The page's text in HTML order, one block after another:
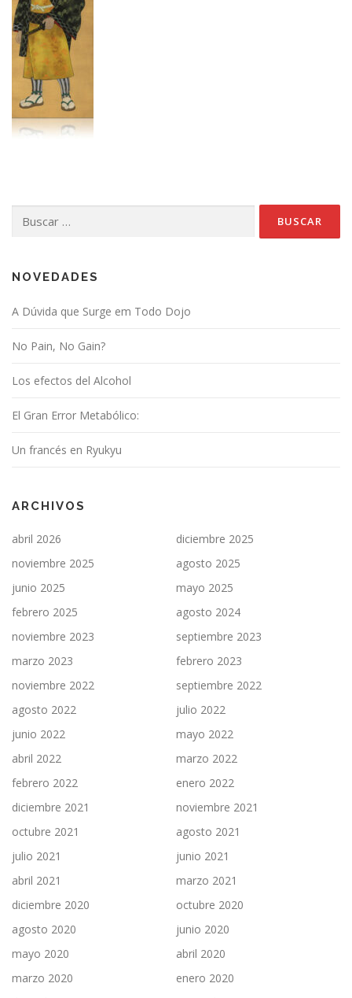
NOVEDADES
A Dúvida que Surge em Todo Dojo
No Pain, No Gain?
Los efectos del Alcohol
El Gran Error Metabólico:
Un francés en Ryukyu
ARCHIVOS
abril 2026
diciembre 2025
noviembre 2025
agosto 2025
junio 2025
mayo 2025
febrero 2025
agosto 2024
noviembre 2023
septiembre 2023
marzo 2023
febrero 2023
noviembre 2022
septiembre 2022
agosto 2022
julio 2022
junio 2022
mayo 2022
abril 2022
marzo 2022
febrero 2022
enero 2022
diciembre 2021
noviembre 2021
octubre 2021
agosto 2021
julio 2021
junio 2021
abril 2021
marzo 2021
diciembre 2020
octubre 2020
agosto 2020
junio 2020
mayo 2020
abril 2020
marzo 2020
enero 2020